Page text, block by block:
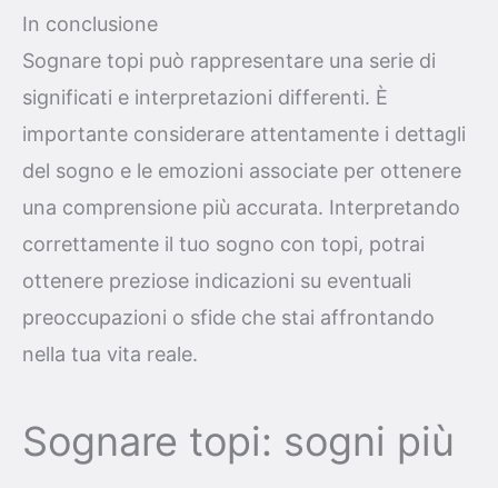
In conclusione
Sognare topi può rappresentare una serie di
significati e interpretazioni differenti. È
importante considerare attentamente i dettagli
del sogno e le emozioni associate per ottenere
una comprensione più accurata. Interpretando
correttamente il tuo sogno con topi, potrai
ottenere preziose indicazioni su eventuali
preoccupazioni o sfide che stai affrontando
nella tua vita reale.
Sognare topi: sogni più